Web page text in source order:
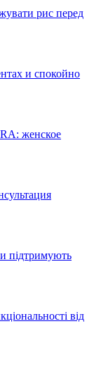
рис перед
и спокойно
женское
підтримують
від